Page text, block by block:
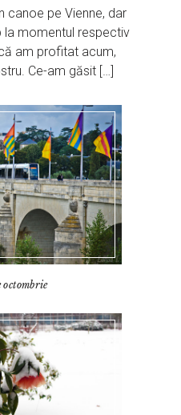
canoe pe Vienne, dar
la momentul respectiv
am profitat acum,
Ce-am găsit […]
octombrie